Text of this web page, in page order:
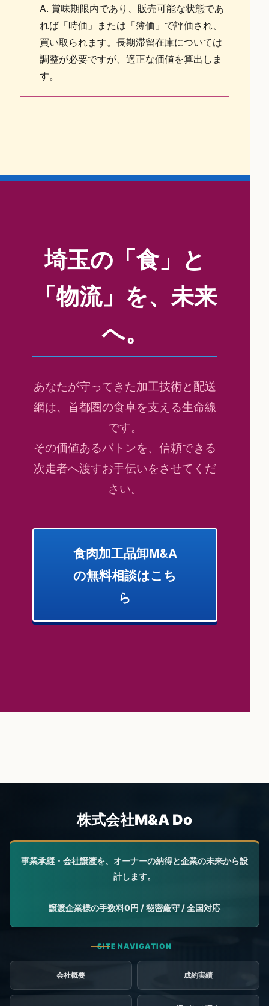
A. 賞味期限内であり、販売可能な状態であ
れば「時価」または「簿価」で評価され、
買い取られます。長期滞留在庫については
調整が必要ですが、適正な価値を算出しま
す。
埼玉の「食」と
「物流」を、未来
へ。
あなたが守ってきた加工技術と配送
網は、首都圏の食卓を支える生命線
です。
その価値あるバトンを、信頼できる
次走者へ渡すお手伝いをさせてくだ
さい。
食肉加工品卸M&A
の無料相談はこち
ら
会社概要 成約実績